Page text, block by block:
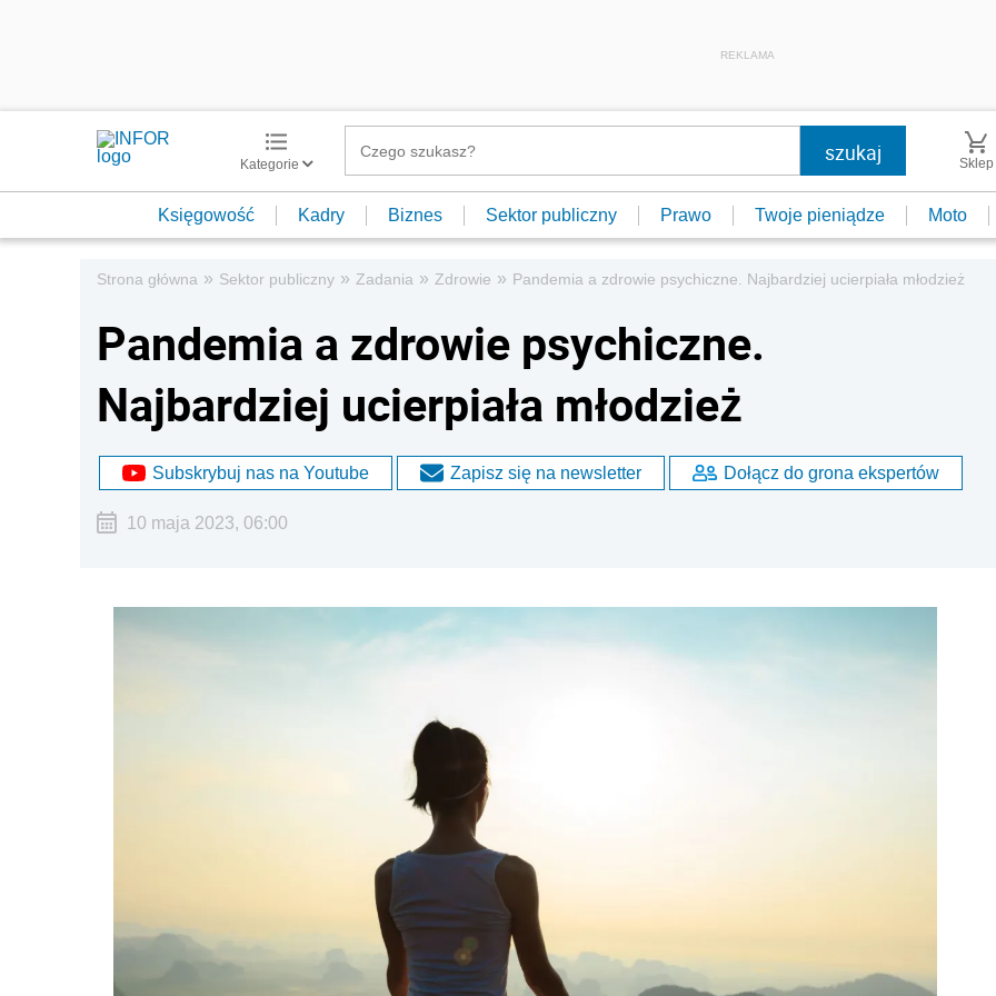
REKLAMA
Kategorie Sklep
Księgowość Kadry Biznes Sektor publiczny Prawo Twoje pieniądze Moto
Strona główna » Sektor publiczny » Zadania » Zdrowie » Pandemia a zdrowie psychiczne. Najbardziej ucierpiała młodzież
Pandemia a zdrowie psychiczne.
Najbardziej ucierpiała młodzież
Subskrybuj nas na Youtube Zapisz się na newsletter Dołącz do grona ekspertów
10 maja 2023, 06:00